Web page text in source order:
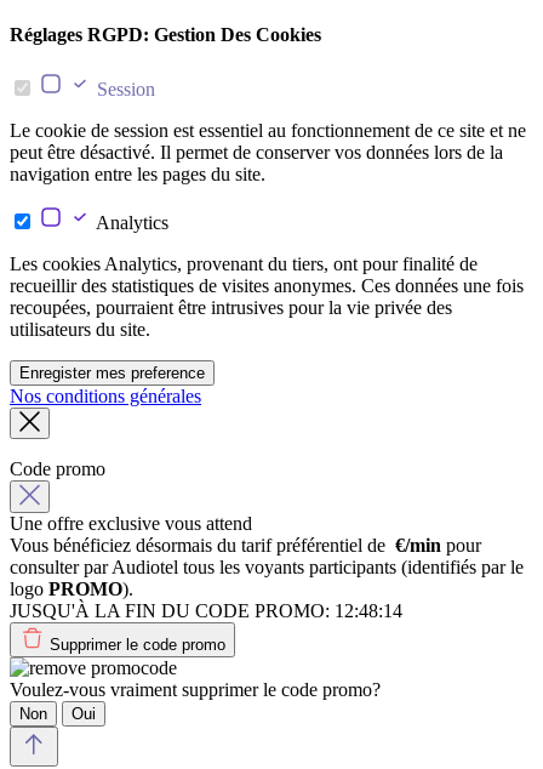
Réglages RGPD: Gestion Des Cookies
Session
Le cookie de session est essentiel au fonctionnement de ce site et ne
peut être désactivé. Il permet de conserver vos données lors de la
navigation entre les pages du site.
Analytics
Les cookies Analytics, provenant du tiers, ont pour finalité de
recueillir des statistiques de visites anonymes. Ces données une fois
recoupées, pourraient être intrusives pour la vie privée des
utilisateurs du site.
Enregister mes preference
Nos conditions générales
Code promo
Une offre exclusive vous attend
Vous bénéficiez désormais du tarif préférentiel de €/min pour
consulter par Audiotel tous les voyants participants (identifiés par le
logo PROMO).
JUSQU'À LA FIN DU CODE PROMO: 12:48:14
Supprimer le code promo
Voulez-vous vraiment supprimer le code promo?
Non Oui